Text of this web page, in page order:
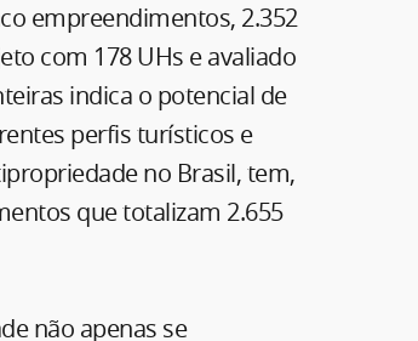
empreendimentos, 2.352
com 178 UHs e avaliado
indica o potencial de
perfis turísticos e
no Brasil, tem,
que totalizam 2.655
não apenas se